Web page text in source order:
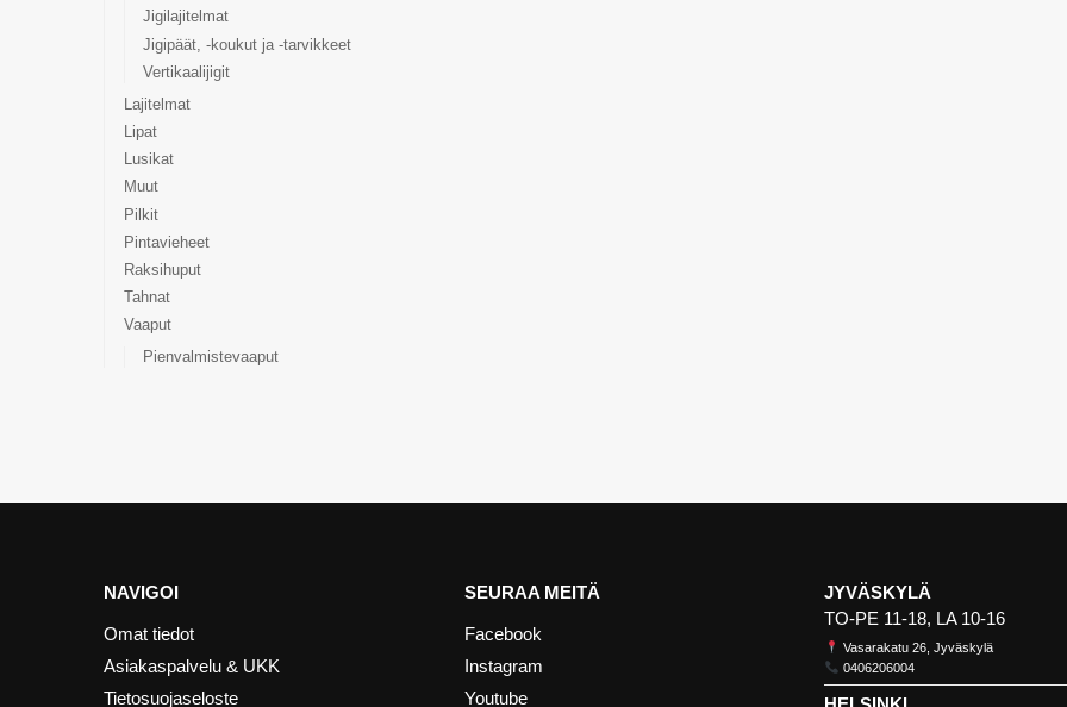
Jigilajitelmat
Jigipäät, -koukut ja -tarvikkeet
Vertikaalijigit
Lajitelmat
Lipat
Lusikat
Muut
Pilkit
Pintavieheet
Raksihuput
Tahnat
Vaaput
Pienvalmistevaaput
NAVIGOI
Omat tiedot
Asiakaspalvelu & UKK
Tietosuojaseloste
SEURAA MEITÄ
Facebook
Instagram
Youtube
JYVÄSKYLÄ
TO-PE 11-18, LA 10-16
Vasarakatu 26, Jyväskylä
0406206004